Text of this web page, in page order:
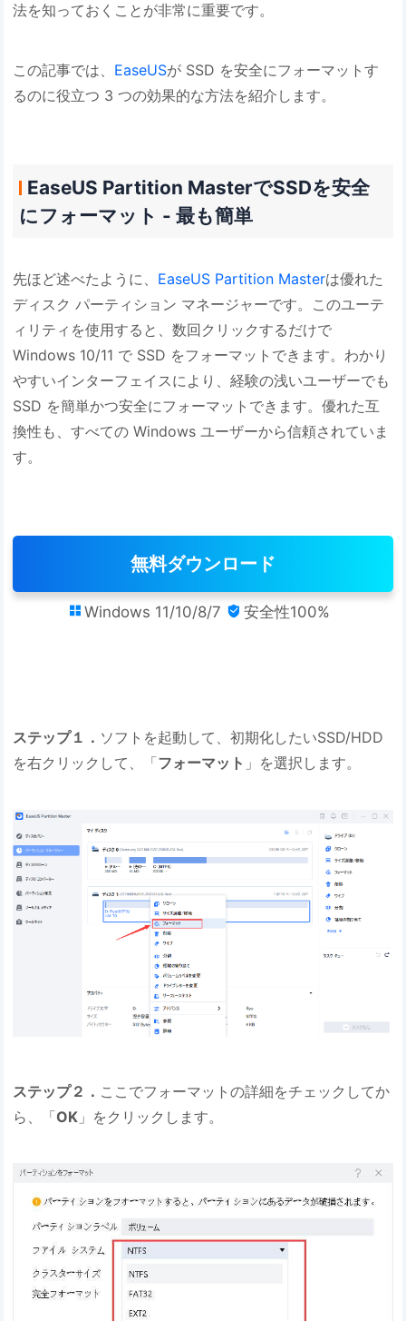
法を知っておくことが非常に重要です。
この記事では、 EaseUSが SSD を安全にフォーマットす
るのに役立つ 3 つの効果的な方法を紹介します。
EaseUS Partition MasterでSSDを安全
にフォーマット - 最も簡単
先ほど述べたように、 EaseUS Partition Masterは優れた
ディスク パーティション マネージャーです。このユーテ
ィリティを使用すると、数回クリックするだけで
Windows 10/11 で SSD をフォーマットできます。わかり
やすいインターフェイスにより、経験の浅いユーザーでも
SSD を簡単かつ安全にフォーマットできます。優れた互
換性も、すべての Windows ユーザーから信頼されていま
す。
無料ダウンロード
 Windows 11/10/8/7  安全性100%
ステップ１． ソフトを起動して、初期化したいSSD/HDD
を右クリックして、「フォーマット 」を選択します。
ステップ２． ここでフォーマットの詳細をチェックしてか
ら、「OK 」をクリックします。